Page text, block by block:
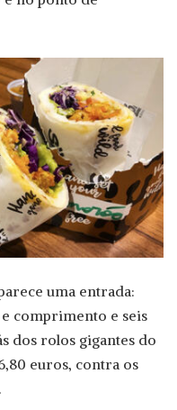
uma entrada:
comprimento e seis
dos rolos gigantes do
euros, contra os